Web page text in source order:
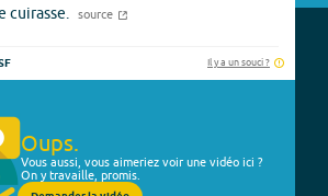
cuirasse. source
Il y a un souci ?
Oups.
Vous aussi, vous aimeriez voir une vidéo ici ?
On y travaille, promis.